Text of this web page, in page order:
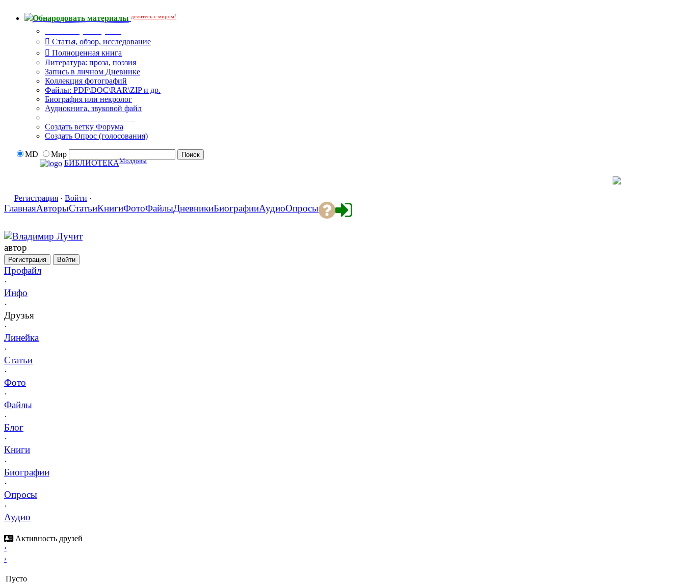
Обнародовать материалы делитесь с миром!
Статья, обзор, исследование
Полноценная книга
Литература: проза, поэзия
Запись в личном Дневнике
Коллекция фотографий
Файлы: PDF\DOC\RAR\ZIP и др.
Биография или некролог
Аудиокнига, звуковой файл
Создать ветку Форума
Создать Опрос (голосования)
MD
Мир
БИБЛИОТЕКАМолдовы
Регистрация · Войти ·
ГлавнаяАвторыСтатьиКнигиФотоФайлыДневникиБиографииАудиоОпросы
Владимир Лучит
автор
Регистрация Войти
Профайл
·
Инфо
·
Друзья
·
Линейка
·
Статьи
·
Фото
·
Файлы
·
Блог
·
Книги
·
Биографии
·
Опросы
·
Аудио
Активность друзей
‹
›
Пусто